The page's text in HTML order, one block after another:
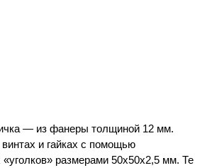
— из фанеры толщиной 12 мм.
и гайках с помощью
размерами 50x50x2,5 мм. Те